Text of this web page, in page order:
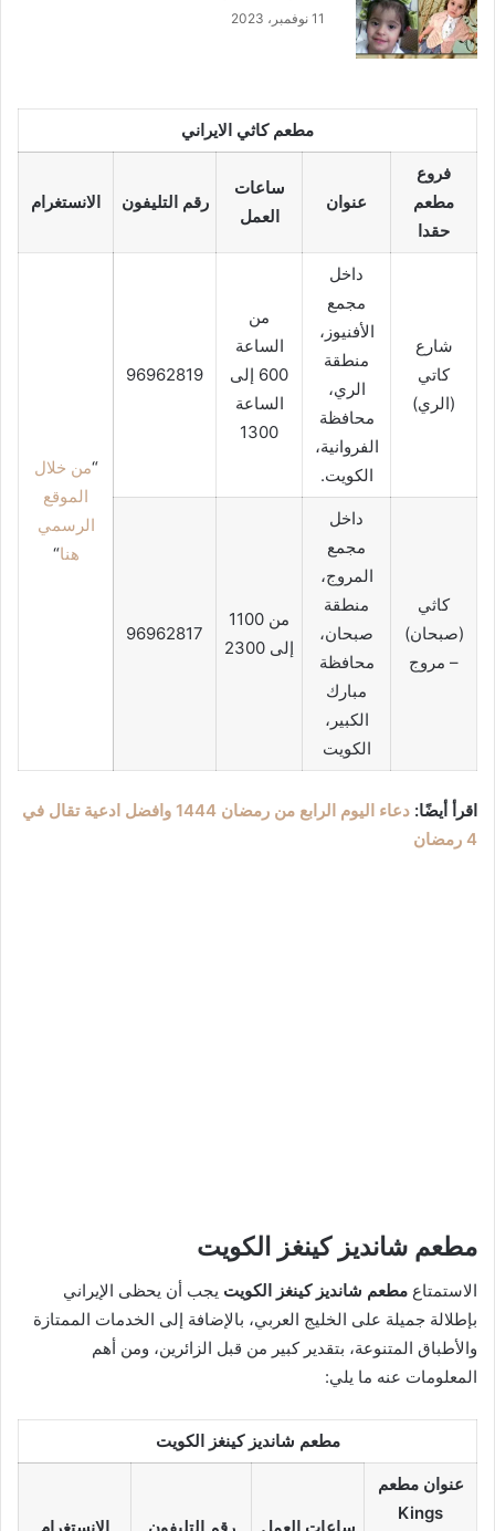
11 نوفمبر، 2023
مطعم كاثي الايراني
فروع
مطعم
حقدا
عنوان
ساعات
العمل
رقم التليفون الانستغرام
شارع
كاتي
(الري)
داخل
مجمع
الأفنيوز،
منطقة
الري،
محافظة
الفروانية،
الكويت.
من
الساعة
600 إلى
الساعة
1300
96962819
“من خلال
الموقع
الرسمي
هنا“
كاثي
(صبحان)
– مروج
داخل
مجمع
المروج،
منطقة
صبحان،
محافظة
مبارك
الكبير،
الكويت
من 1100
إلى 2300
96962817
اقرأ أيضًا:
دعاء اليوم الرابع من رمضان 1444 وافضل ادعية تقال في
4 رمضان
مطعم شانديز كينغز الكويت
الاستمتاع مطعم شانديز كينغز الكويت يجب أن يحظى الإيراني
بإطلالة جميلة على الخليج العربي، بالإضافة إلى الخدمات الممتازة
والأطباق المتنوعة، بتقدير كبير من قبل الزائرين، ومن أهم
المعلومات عنه ما يلي:
مطعم شانديز كينغز الكويت
عنوان مطعم
Kings